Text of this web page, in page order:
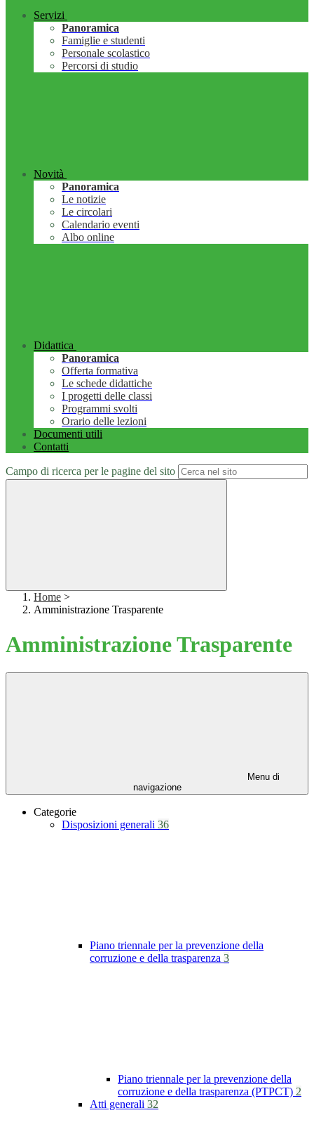
Servizi
Panoramica
Famiglie e studenti
Personale scolastico
Percorsi di studio
Novità
Panoramica
Le notizie
Le circolari
Calendario eventi
Albo online
Didattica
Panoramica
Offerta formativa
Le schede didattiche
I progetti delle classi
Programmi svolti
Orario delle lezioni
Documenti utili
Contatti
Campo di ricerca per le pagine del sito
Home >
Amministrazione Trasparente
Amministrazione Trasparente
Menu di
navigazione
Categorie
Disposizioni generali 36
Piano triennale per la prevenzione della
corruzione e della trasparenza 3
Piano triennale per la prevenzione della
corruzione e della trasparenza (PTPCT) 2
Atti generali 32